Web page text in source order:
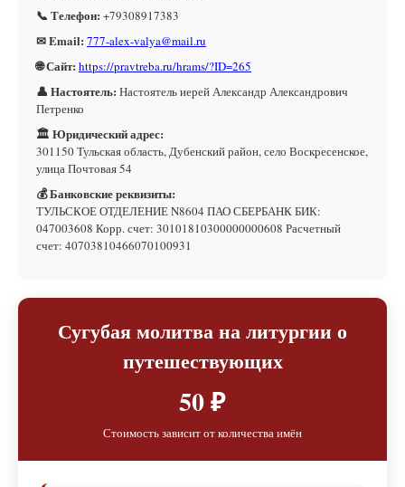
📞 Телефон: +79308917383
✉ Email: 777-alex-valya@mail.ru
🌐 Сайт: https://pravtreba.ru/hrams/?ID=265
👤 Настоятель: Настоятель иерей Александр Александрович
Петренко
🏛 Юридический адрес:
301150 Тульская область, Дубенский район, село Воскресенское,
улица Почтовая 54
💰 Банковские реквизиты:
ТУЛЬСКОЕ ОТДЕЛЕНИЕ N8604 ПАО СБЕРБАНК БИК:
047003608 Корр. счет: 30101810300000000608 Расчетный
счет: 40703810466070100931
Сугубая молитва на литургии о
путешествующих
50 ₽
Стоимость зависит от количества имён